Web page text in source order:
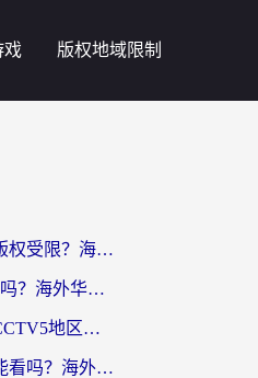
戏 版权地域限制
央视影音当前地区版权受限？海外党追剧看片的终极解决方案来了
交管12123国外能用吗？海外华人亲测有效的回国加速器选择指南
海外党必看：破解CCTV5地区限制，这样看欧洲杯奥运直播才够爽！
优酷缓存视频国外能看吗？海外党追剧看片的终极解决方案来了